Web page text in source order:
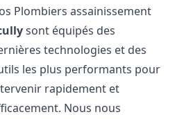
Plombiers assainissement
sont équipés des
technologies et des
les plus performants pour
rapidement et
Nous nous